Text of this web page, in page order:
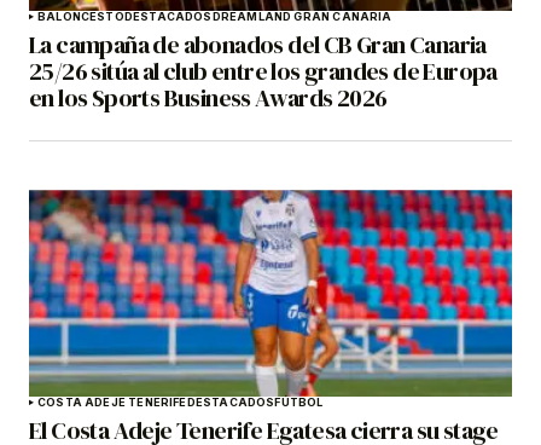
BALONCESTODESTACADOSDREAMLAND GRAN CANARIA
La campaña de abonados del CB Gran Canaria
25/26 sitúa al club entre los grandes de Europa
en los Sports Business Awards 2026
COSTA ADEJE TENERIFEDESTACADOSFÚTBOL
El Costa Adeje Tenerife Egatesa cierra su stage